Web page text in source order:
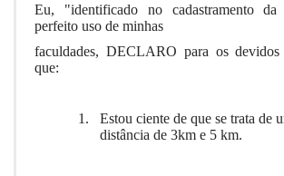
Eu, "identificado no cadastramento
perfeito uso de minhas
faculdades, DECLARO para os
que:
1.
Estou ciente de que se trata de
distância de 3km e 5 km.